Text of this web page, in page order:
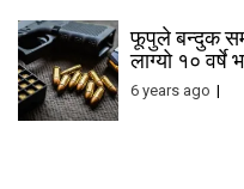
फूपुले बन्दुक
लाग्यो १० वर्षे
6 years ago